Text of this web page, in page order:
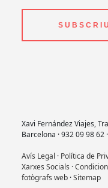
Xavi Fernández Viajes,
Barcelona · 932 09 98 62
Avís Legal · Política de
Xarxes Socials ·
fotògrafs web·Sitemap